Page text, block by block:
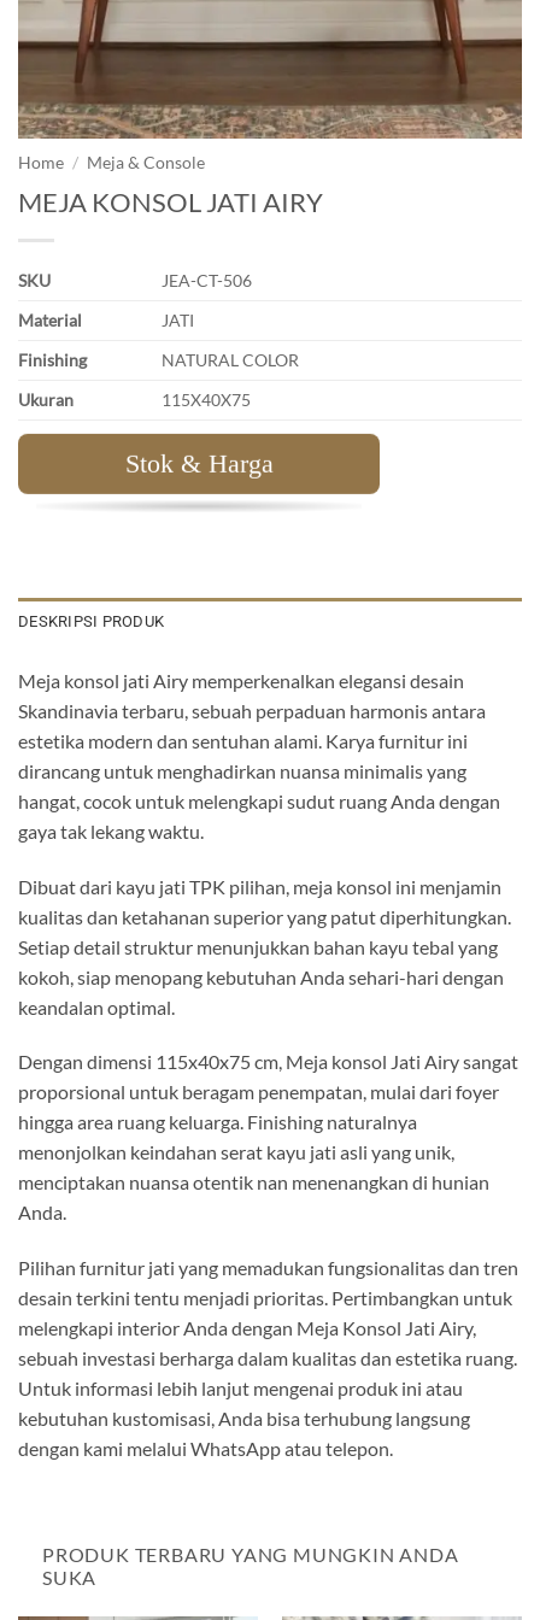
Home / Meja & Console
MEJA KONSOL JATI AIRY
SKU
JEA-CT-506
Material
JATI
Finishing
NATURAL COLOR
Ukuran
115X40X75
Stok & Harga
DESKRIPSI PRODUK
Meja konsol jati Airy memperkenalkan elegansi desain
Skandinavia terbaru, sebuah perpaduan harmonis antara
estetika modern dan sentuhan alami. Karya furnitur ini
dirancang untuk menghadirkan nuansa minimalis yang
hangat, cocok untuk melengkapi sudut ruang Anda dengan
gaya tak lekang waktu.
Dibuat dari kayu jati TPK pilihan, meja konsol ini menjamin
kualitas dan ketahanan superior yang patut diperhitungkan.
Setiap detail struktur menunjukkan bahan kayu tebal yang
kokoh, siap menopang kebutuhan Anda sehari-hari dengan
keandalan optimal.
Dengan dimensi 115x40x75 cm, Meja konsol Jati Airy sangat
proporsional untuk beragam penempatan, mulai dari foyer
hingga area ruang keluarga. Finishing naturalnya
menonjolkan keindahan serat kayu jati asli yang unik,
menciptakan nuansa otentik nan menenangkan di hunian
Anda.
Pilihan furnitur jati yang memadukan fungsionalitas dan tren
desain terkini tentu menjadi prioritas. Pertimbangkan untuk
melengkapi interior Anda dengan Meja Konsol Jati Airy,
sebuah investasi berharga dalam kualitas dan estetika ruang.
Untuk informasi lebih lanjut mengenai produk ini atau
kebutuhan kustomisasi, Anda bisa terhubung langsung
dengan kami melalui WhatsApp atau telepon.
PRODUK TERBARU YANG MUNGKIN ANDA
SUKA